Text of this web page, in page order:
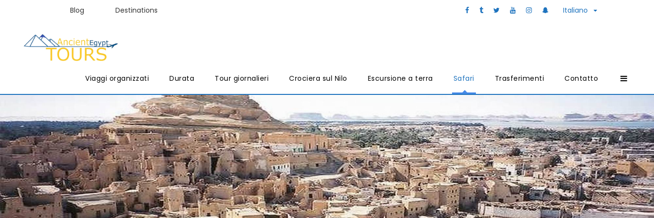
Blog Destinations Italiano
Viaggi organizzati Durata Tour giornalieri Crociera sul Nilo Escursione a terra Safari Trasferimenti Contatto